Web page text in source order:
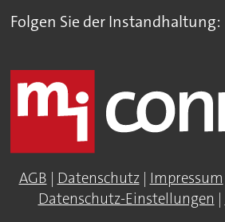
Folgen Sie der Instandhaltung:
AGB | Datenschutz| Impressum
Datenschutz-Einstellungen |